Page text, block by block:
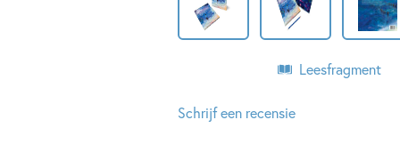
Leesfragment
Schrijf een recensie